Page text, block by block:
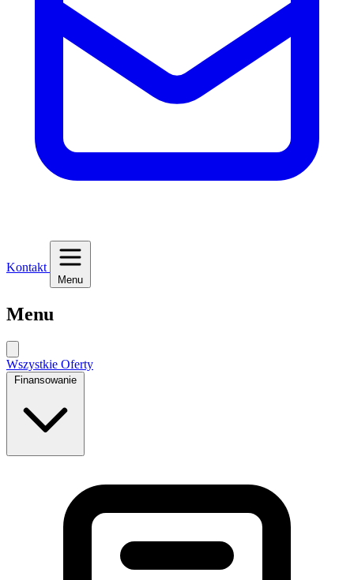
Kontakt
Menu
Menu
Wszystkie Oferty
Finansowanie